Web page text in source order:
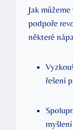
Jak
podpoře
některé
řešení